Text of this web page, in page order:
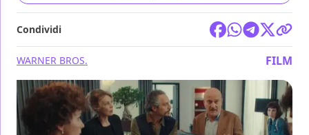
Condividi
WARNER BROS. FILM